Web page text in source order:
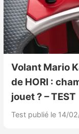
Volant Mario
de HORI :
jouet ? – TEST
Test publié le 14/